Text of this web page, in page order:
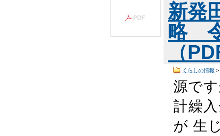
新発
略
（
くらしの情報 >
源で
計繰
が 生